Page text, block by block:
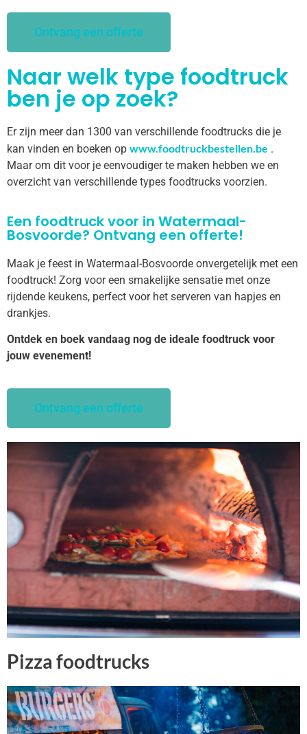
Ontvang een offerte
Naar welk type foodtruck
ben je op zoek?
Er zijn meer dan 1300 van verschillende foodtrucks die je
kan vinden en boeken op www.foodtruckbestellen.be .
Maar om dit voor je eenvoudiger te maken hebben we en
overzicht van verschillende types foodtrucks voorzien.
Een foodtruck voor in Watermaal-
Bosvoorde? Ontvang een offerte!
Maak je feest in Watermaal-Bosvoorde onvergetelijk met een
foodtruck! Zorg voor een smakelijke sensatie met onze
rijdende keukens, perfect voor het serveren van hapjes en
drankjes.
Ontdek en boek vandaag nog de ideale foodtruck voor
jouw evenement!
Ontvang een offerte
Pizza foodtrucks